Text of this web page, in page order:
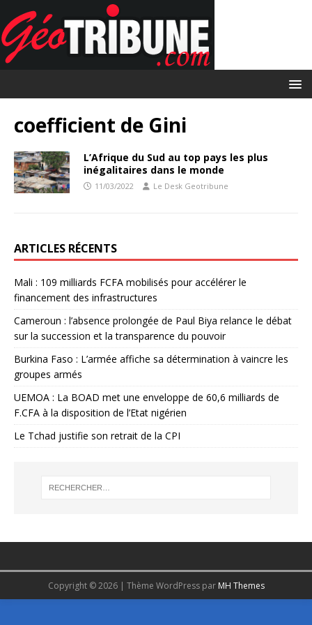
coefficient de Gini
L’Afrique du Sud au top pays les plus
inégalitaires dans le monde
11/03/2022 Le Desk Geotribune
ARTICLES RÉCENTS
Mali : 109 milliards FCFA mobilisés pour accélérer le
financement des infrastructures
Cameroun : l’absence prolongée de Paul Biya relance le débat
sur la succession et la transparence du pouvoir
Burkina Faso : L’armée affiche sa détermination à vaincre les
groupes armés
UEMOA : La BOAD met une enveloppe de 60,6 milliards de
F.CFA à la disposition de l’Etat nigérien
Le Tchad justifie son retrait de la CPI
Copyright © 2026 | Thème WordPress par MH Themes